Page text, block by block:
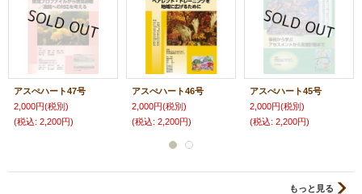
アスぺハート47号
2,000円(税別)
(税込: 2,200円)
アスぺハート46号
2,000円(税別)
(税込: 2,200円)
アスぺハート45号
2,000円(税別)
(税込: 2,200円)
もっと見る